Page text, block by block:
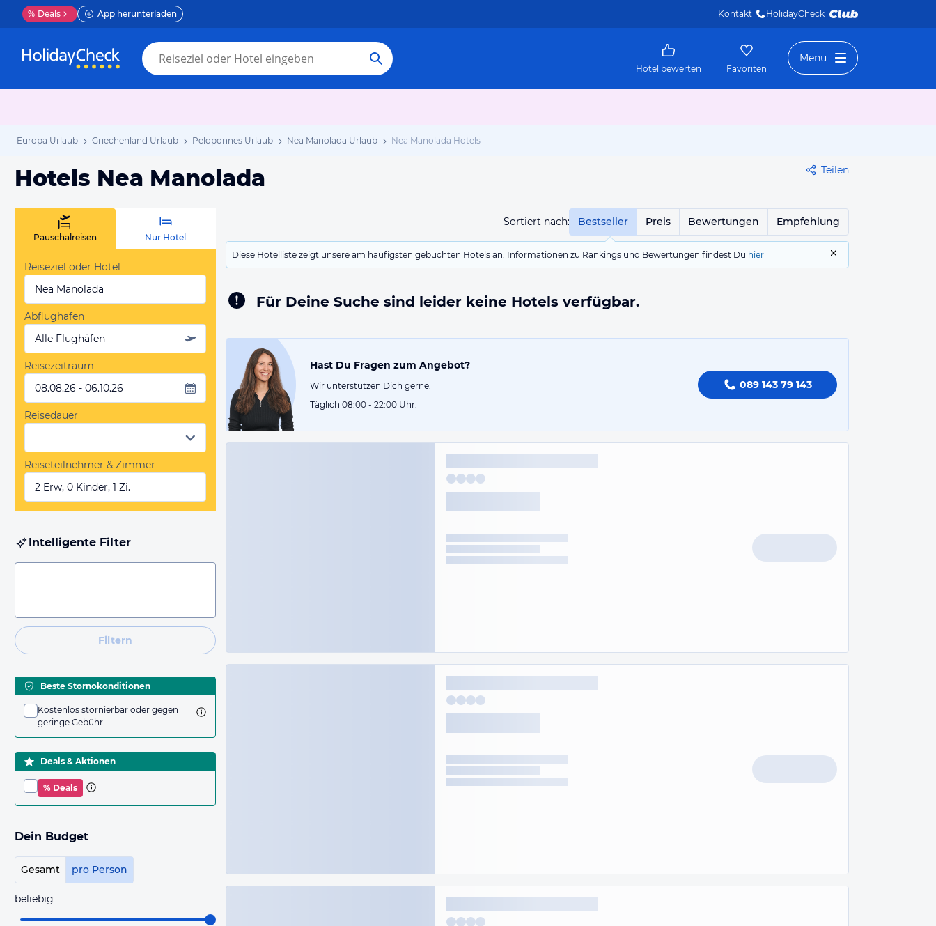
% Deals App herunterladen Kontakt HolidayCheck
Hotel bewerten Favoriten
Menü
Europa Urlaub Griechenland Urlaub Peloponnes Urlaub Nea Manolada Urlaub Nea Manolada Hotels
Hotels Nea Manolada Teilen
Sortiert nach: Bestseller Preis Bewertungen Empfehlung
Diese Hotelliste zeigt unsere am häufigsten gebuchten Hotels an. Informationen zu Rankings und Bewertungen findest Du hier
Pauschalreisen Nur Hotel
Reiseziel oder Hotel
Nea Manolada
Abflughafen
Alle Flughäfen
Reisezeitraum
08.08.26 - 06.10.26
Reisedauer
Reiseteilnehmer & Zimmer
2 Erw, 0 Kinder, 1 Zi.
Intelligente Filter
Filtern
Beste Stornokonditionen
Kostenlos stornierbar oder gegen
geringe Gebühr
Deals & Aktionen
% Deals
Dein Budget
Gesamt pro Person
beliebig
Für Deine Suche sind leider keine Hotels verfügbar.
Hast Du Fragen zum Angebot?
Wir unterstützen Dich gerne.
Täglich 08:00 - 22:00 Uhr.
089 143 79 143